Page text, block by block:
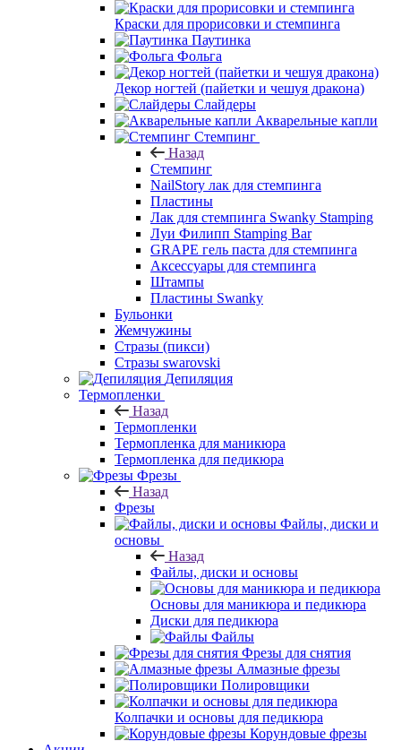
Краски для прорисовки и стемпинга
Паутинка
Фольга
Декор ногтей (пайетки и чешуя дракона)
Слайдеры
Акварельные капли
Стемпинг
Назад
Стемпинг
NailStory лак для стемпинга
Пластины
Лак для стемпинга Swanky Stamping
Луи Филипп Stamping Bar
GRAPE гель паста для стемпинга
Аксессуары для стемпинга
Штампы
Пластины Swanky
Бульонки
Жемчужины
Стразы (пикси)
Cтразы swarovski
Депиляция
Термопленки
Назад
Термопленки
Термопленка для маникюра
Термопленка для педикюра
Фрезы
Назад
Фрезы
Файлы, диски и
основы
Назад
Файлы, диски и основы
Основы для маникюра и педикюра
Диски для педикюра
Файлы
Фрезы для снятия
Алмазные фрезы
Полировщики
Колпачки и основы для педикюра
Корундовые фрезы